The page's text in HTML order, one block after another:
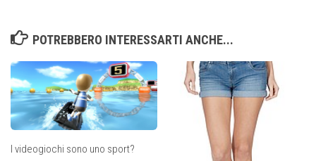
POTREBBERO INTERESSARTI ANCHE...
I videogiochi sono uno sport?